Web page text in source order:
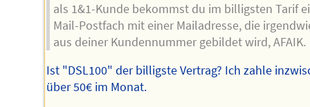
als 1&1-Kunde bekommst du im billigsten Tarif
Mail-Postfach mit einer Mailadresse, die
aus deiner Kundennummer gebildet wird, AFAIK.
Ist "DSL100" der billigste Vertrag? Ich zahle
über 50€ im Monat.